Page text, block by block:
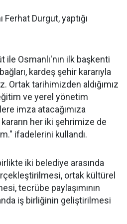
Durgut, yaptığı
ile Osmanlı'nın ilk başkenti
kardeş şehir kararıyla
Ortak tarihimizden aldığımız
ve yerel yönetim
imza atacağımıza
her iki şehrimize de
ifadelerini kullandı.
iki belediye arasında
ortak kültürel
tecrübe paylaşımının
iş birliğinin geliştirilmesi